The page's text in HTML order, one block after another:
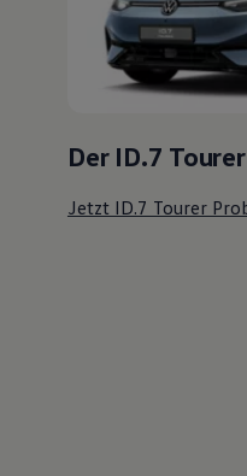
Der ID.7 Tourer
Jetzt ID.7 Tourer